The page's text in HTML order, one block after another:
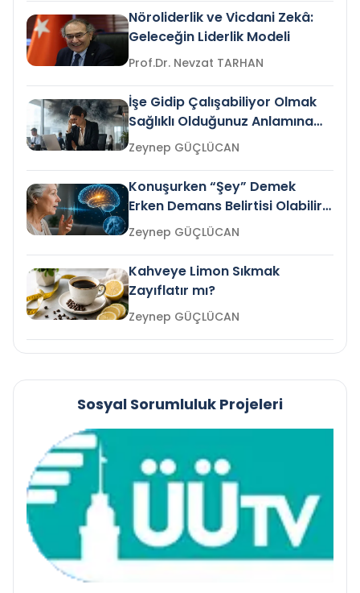
Nöroliderlik ve Vicdani Zekâ:
Geleceğin Liderlik Modeli
Prof.Dr. Nevzat TARHAN
İşe Gidip Çalışabiliyor Olmak
Sağlıklı Olduğunuz Anlamına
Gelir mi?Zeynep GÜÇLÜCAN
Konuşurken “Şey” Demek
Erken Demans Belirtisi Olabilir
mi?
Zeynep GÜÇLÜCAN
Kahveye Limon Sıkmak
Zayıflatır mı?
Zeynep GÜÇLÜCAN
Sosyal Sorumluluk Projeleri